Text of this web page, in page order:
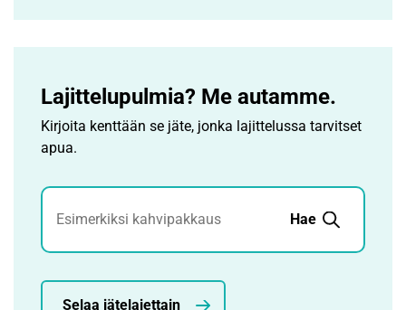
Lajittelupulmia? Me autamme.
Kirjoita kenttään se jäte, jonka lajittelussa tarvitset
apua.
Jätehaku
Hae
Selaa jätelajettain